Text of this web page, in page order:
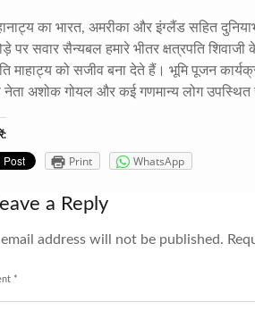
का भारत, अमरीका और इंग्लैंड सहित
पर सवार सैन्यबल हमारे भीतर क्षत्रपति
माहाट्य को सजीव बना देते हैं। भूमि पूजन
नेता अशोक गोयल और कई गणमान्य लोग उपस्थित
Print WhatsApp
a Reply
address will not be published.
*